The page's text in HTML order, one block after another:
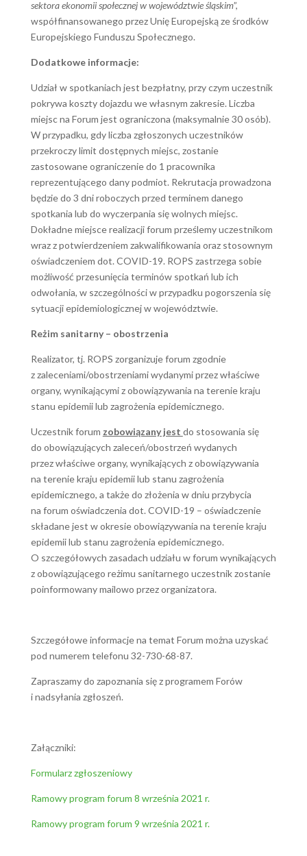
sektora ekonomii społecznej w województwie śląskim”,
współfinansowanego przez Unię Europejską ze środków
Europejskiego Funduszu Społecznego.
Dodatkowe informacje:
Udział w spotkaniach jest bezpłatny, przy czym uczestnik
pokrywa koszty dojazdu we własnym zakresie. Liczba
miejsc na Forum jest ograniczona (maksymalnie 30 osób).
W przypadku, gdy liczba zgłoszonych uczestników
przekroczy limit dostępnych miejsc, zostanie
zastosowane ograniczenie do 1 pracownika
reprezentującego dany podmiot. Rekrutacja prowadzona
będzie do 3 dni roboczych przed terminem danego
spotkania lub do wyczerpania się wolnych miejsc.
Dokładne miejsce realizacji forum prześlemy uczestnikom
wraz z potwierdzeniem zakwalifikowania oraz stosownym
oświadczeniem dot. COVID-19. ROPS zastrzega sobie
możliwość przesunięcia terminów spotkań lub ich
odwołania, w szczególności w przypadku pogorszenia się
sytuacji epidemiologicznej w województwie.
Reżim sanitarny – obostrzenia
Realizator, tj. ROPS zorganizuje forum zgodnie
z zaleceniami/obostrzeniami wydanymi przez właściwe
organy, wynikającymi z obowiązywania na terenie kraju
stanu epidemii lub zagrożenia epidemicznego.
Uczestnik forum zobowiązany jest do stosowania się
do obowiązujących zaleceń/obostrzeń wydanych
przez właściwe organy, wynikających z obowiązywania
na terenie kraju epidemii lub stanu zagrożenia
epidemicznego, a także do złożenia w dniu przybycia
na forum oświadczenia dot. COVID-19 – oświadczenie
składane jest w okresie obowiązywania na terenie kraju
epidemii lub stanu zagrożenia epidemicznego.
O szczegółowych zasadach udziału w forum wynikających
z obowiązującego reżimu sanitarnego uczestnik zostanie
poinformowany mailowo przez organizatora.
Szczegółowe informacje na temat Forum można uzyskać
pod numerem telefonu 32-730-68-87.
Zapraszamy do zapoznania się z programem Forów
i nadsyłania zgłoszeń.
Załączniki:
Formularz zgłoszeniowy
Ramowy program forum 8 września 2021 r.
Ramowy program forum 9 września 2021 r.